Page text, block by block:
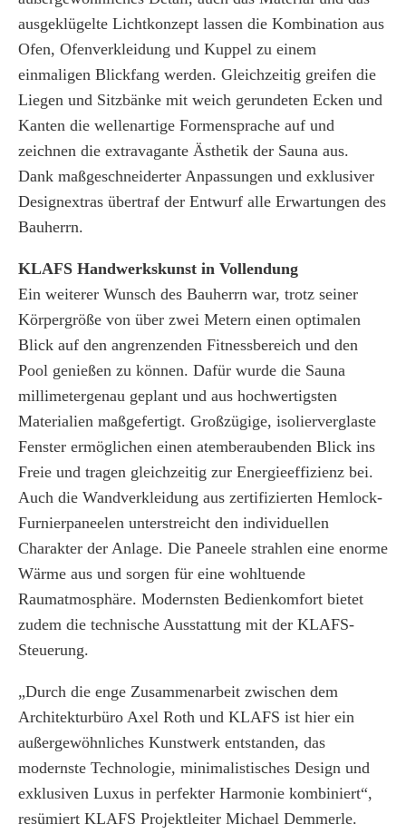
ausgeklügelte Lichtkonzept lassen die Kombination aus
Ofen, Ofenverkleidung und Kuppel zu einem
einmaligen Blickfang werden. Gleichzeitig greifen die
Liegen und Sitzbänke mit weich gerundeten Ecken und
Kanten die wellenartige Formensprache auf und
zeichnen die extravagante Ästhetik der Sauna aus.
Dank maßgeschneiderter Anpassungen und exklusiver
Designextras übertraf der Entwurf alle Erwartungen des
Bauherrn.
KLAFS Handwerkskunst in Vollendung
Ein weiterer Wunsch des Bauherrn war, trotz seiner
Körpergröße von über zwei Metern einen optimalen
Blick auf den angrenzenden Fitnessbereich und den
Pool genießen zu können. Dafür wurde die Sauna
millimetergenau geplant und aus hochwertigsten
Materialien maßgefertigt. Großzügige, isolierverglaste
Fenster ermöglichen einen atemberaubenden Blick ins
Freie und tragen gleichzeitig zur Energieeffizienz bei.
Auch die Wandverkleidung aus zertifizierten Hemlock-
Furnierpaneelen unterstreicht den individuellen
Charakter der Anlage. Die Paneele strahlen eine enorme
Wärme aus und sorgen für eine wohltuende
Raumatmosphäre. Modernsten Bedienkomfort bietet
zudem die technische Ausstattung mit der KLAFS-
Steuerung.
„Durch die enge Zusammenarbeit zwischen dem
Architekturbüro Axel Roth und KLAFS ist hier ein
außergewöhnliches Kunstwerk entstanden, das
modernste Technologie, minimalistisches Design und
exklusiven Luxus in perfekter Harmonie kombiniert“,
resümiert KLAFS Projektleiter Michael Demmerle.